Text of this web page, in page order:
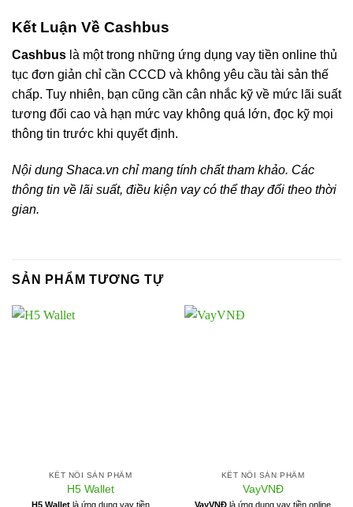
Kết Luận Về Cashbus
Cashbus là một trong những ứng dụng vay tiền online thủ
tục đơn giản chỉ cần CCCD và không yêu cầu tài sản thế
chấp. Tuy nhiên, bạn cũng cần cân nhắc kỹ về mức lãi suất
tương đối cao và hạn mức vay không quá lớn, đọc kỹ mọi
thông tin trước khi quyết định.
Nội dung Shaca.vn chỉ mang tính chất tham khảo. Các
thông tin về lãi suất, điều kiện vay có thể thay đổi theo thời
gian.
SẢN PHẨM TƯƠNG TỰ
KẾT NỐI SẢN PHẨM
H5 Wallet
H5 Walletlà ứng dụng vay tiền
KẾT NỐI SẢN PHẨM
VayVNĐ
VayVNĐ là ứng dụng vay tiền online